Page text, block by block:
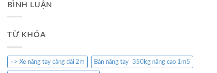
BÌNH LUẬN
TỪ KHÓA
=> Xe nâng tay càng dài 2m Bàn nâng tay 350kg nâng cao 1m5